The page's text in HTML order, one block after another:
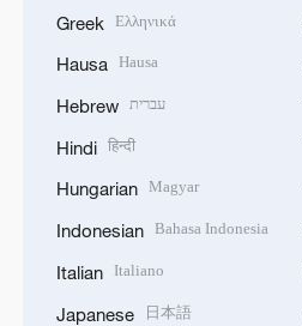
Greek Ελληνικά
Hausa Hausa
Hebrew עברית
Hindi हिन्दी
Hungarian Magyar
Indonesian Bahasa Indonesia
Italian Italiano
Japanese 日本語